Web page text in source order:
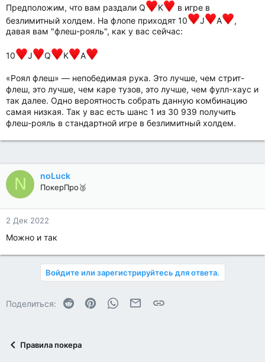
Предположим, что вам раздали Q K
в игре в
безлимитный холдем. На флопе приходят 10
J A
давая вам "флеш-рояль", как у вас сейчас:
10 J Q K A
«Роял флеш» — непобедимая рука. Это лучше, чем стрит-
флеш, это лучше, чем каре тузов, это лучше, чем фулл-хаус и
так далее. Одно вероятность собрать данную комбинацию
самая низкая. Так у вас есть шанс 1 из 30 939 получить
флеш-рояль в стандартной игре в безлимитный холдем.
N noLuck
ПокерПро🥉
2 Дек 2022
Можно и так
Войдите или зарегистрируйтесь для ответа.
Поделиться: Reddit PinterestWhatsAppЭлектронная почта
Ссылка
Правила покера